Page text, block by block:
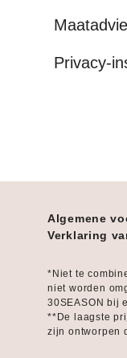
Privacy-
Algemene
Verklaring
*Niet te
niet worden
30SEASON bij
**De laagste
zijn ontworpen